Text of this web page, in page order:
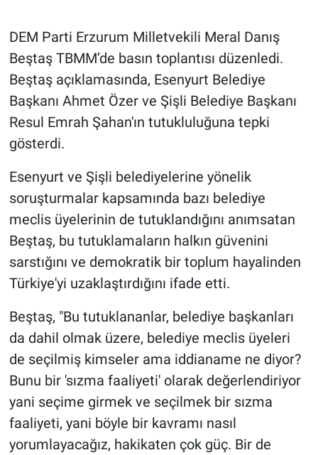
DEM Parti Erzurum Milletvekili Meral Danış
Beştaş TBMM’de basın toplantısı düzenledi.
Beştaş açıklamasında, Esenyurt Belediye
Başkanı Ahmet Özer ve Şişli Belediye Başkanı
Resul Emrah Şahan'ın tutukluluğuna tepki
gösterdi.
Esenyurt ve Şişli belediyelerine yönelik
soruşturmalar kapsamında bazı belediye
meclis üyelerinin de tutuklandığını anımsatan
Beştaş, bu tutuklamaların halkın güvenini
sarstığını ve demokratik bir toplum hayalinden
Türkiye'yi uzaklaştırdığını ifade etti.
Beştaş, "Bu tutuklananlar, belediye başkanları
da dahil olmak üzere, belediye meclis üyeleri
de seçilmiş kimseler ama iddianame ne diyor?
Bunu bir 'sızma faaliyeti' olarak değerlendiriyor
yani seçime girmek ve seçilmek bir sızma
faaliyeti, yani böyle bir kavramı nasıl
yorumlayacağız, hakikaten çok güç. Bir de
Gündem Özel
Günün görüntüsü
Haber
İlan
Kimdir
Koronavirüs
Kültür Sanat
Ne demişti
Nedir
Popüler
Programlar
Sağlık